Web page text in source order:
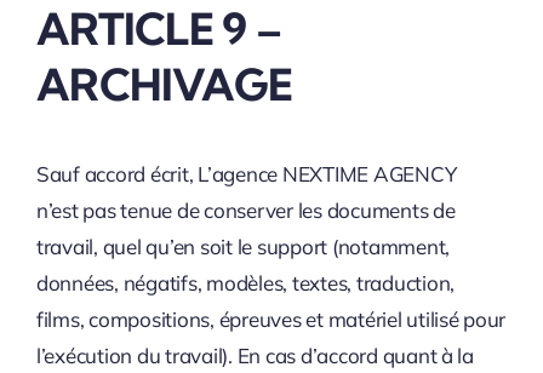
ARTICLE 9 –
ARCHIVAGE
Sauf accord écrit, L’agence NEXTIME AGENCY
n’est pas tenue de conserver les documents de
travail, quel qu’en soit le support (notamment,
données, négatifs, modèles, textes, traduction,
films, compositions, épreuves et matériel utilisé pour
l’exécution du travail). En cas d’accord quant à la